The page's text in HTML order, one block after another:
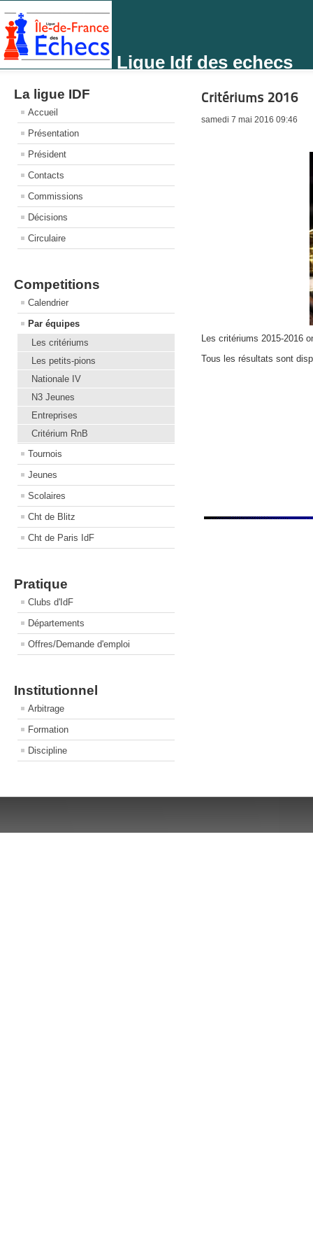
Ligue Idf des echecs
La ligue IDF
Accueil
Présentation
Président
Contacts
Commissions
Décisions
Circulaire
Competitions
Calendrier
Par équipes
Les critériums
Les petits-pions
Nationale IV
N3 Jeunes
Entreprises
Critérium RnB
Tournois
Jeunes
Scolaires
Cht de Blitz
Cht de Paris IdF
Pratique
Clubs d'IdF
Départements
Offres/Demande d'emploi
Institutionnel
Arbitrage
Formation
Discipline
Critériums 2016
samedi 7 mai 2016 09:46
Les critériums 2015-2016
Tous les résultats sont